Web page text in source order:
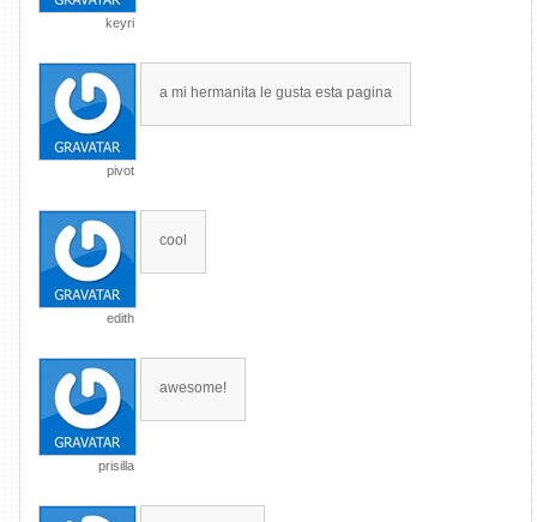
keyri
pivot
a mi hermanita le gusta esta pagina
edith
cool
prisilla
awesome!